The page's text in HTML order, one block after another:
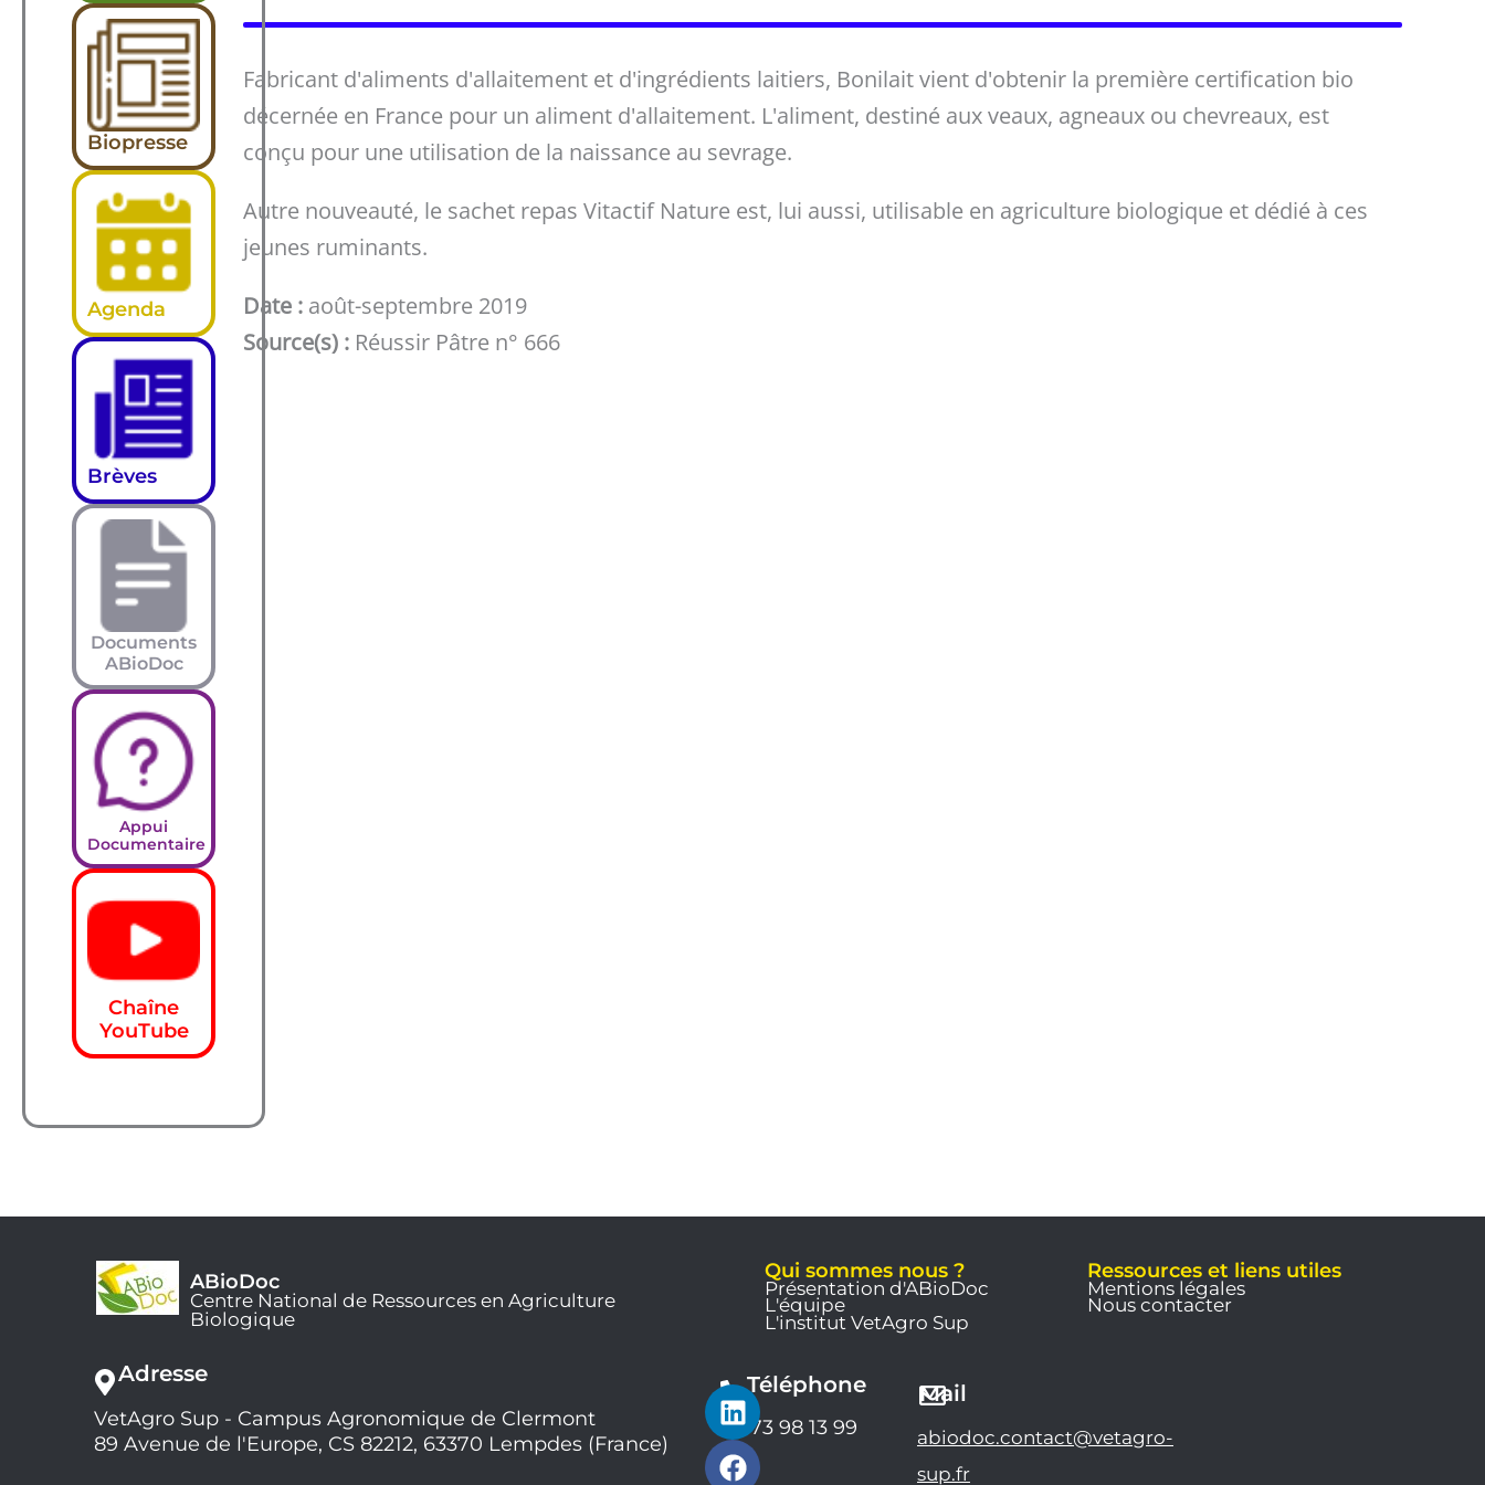
Biopresse
Agenda
Brèves
Documents
ABioDoc
Appui
Documentaire
Chaîne
YouTube
Fabricant d'aliments d'allaitement et d'ingrédients laitiers, Bonilait vient d'obtenir la première certification bio
décernée en France pour un aliment d'allaitement. L'aliment, destiné aux veaux, agneaux ou chevreaux, est
conçu pour une utilisation de la naissance au sevrage.
Autre nouveauté, le sachet repas Vitactif Nature est, lui aussi, utilisable en agriculture biologique et dédié à ces
jeunes ruminants.
Date : août-septembre 2019
Source(s) : Réussir Pâtre n° 666
ABioDoc
Centre National de Ressources en Agriculture
Biologique
Adresse
VetAgro Sup - Campus Agronomique de Clermont
89 Avenue de l'Europe, CS 82212, 63370 Lempdes (France)
Téléphone
04 73 98 13 99
Mail
abiodoc.contact@vetagro-
sup.fr
L
i
n
F
a
c
Y
o
u
Qui sommes nous ?
Présentation d'ABioDoc
L'équipe
L'institut VetAgro Sup
Ressources et liens utiles
Mentions légales
Nous contacter